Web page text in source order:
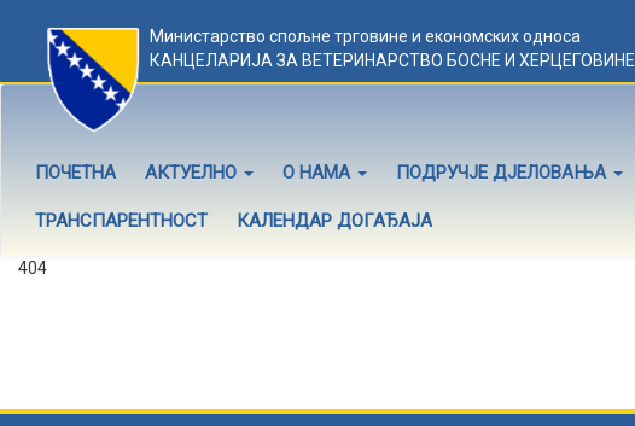
Министарство спољне трговине и економских односа
КАНЦЕЛАРИЈА ЗА ВЕТЕРИНАРСТВО БОСНЕ И ХЕРЦЕГОВИНЕ
ПОЧЕТНА АКТУЕЛНО О НАМА ПОДРУЧЈЕ ДЈЕЛОВАЊА
ТРАНСПАРЕНТНОСТ КАЛЕНДАР ДОГАЂАЈА
404